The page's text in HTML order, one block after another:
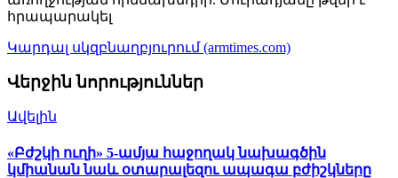
Կարդալ սկզբնաղբյուրում (armtimes.com)
Վերջին նորություններ
Ավելին
«Բժշկի ուղի» 5-ամյա հաջողակ նախագծին
կմիանան նաև օտարալեզու ապագա բժիշկները